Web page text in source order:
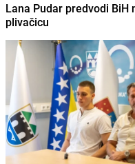
Lana Pudar predvodi BiH
plivačicu